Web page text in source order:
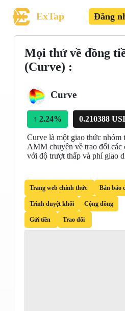
ExTap Đăng
Mọi thứ về đồng
(Curve) :
Curve
↑ 2.24% 0.210388
Curve là một giao thức nhóm
AMM chuyên về trao đổi các
với độ trượt thấp và phí giao
Trang web chính thức Bản báo
Trình duyệt khối Cộng đồng
Gửi tiền Trao đổi